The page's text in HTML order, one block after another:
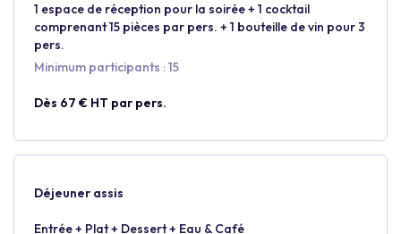
1 espace de réception pour la soirée + 1 cocktail
comprenant 15 pièces par pers. + 1 bouteille de vin pour 3
pers.
Minimum participants : 15
Dès 67 € HT par pers.
Déjeuner assis
Entrée + Plat + Dessert + Eau & Café